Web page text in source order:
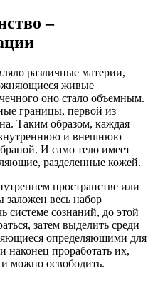
–
различные материи,
живые
оно стало объемным.
границы, первой из
Таким образом, каждая
внутреннюю и внешнюю
И само тело имеет
разделенные кожей.
пространстве или
весь набор
системе сознаний, до этой
затем выделить среди
определяющими для
проработать их,
можно освободить.